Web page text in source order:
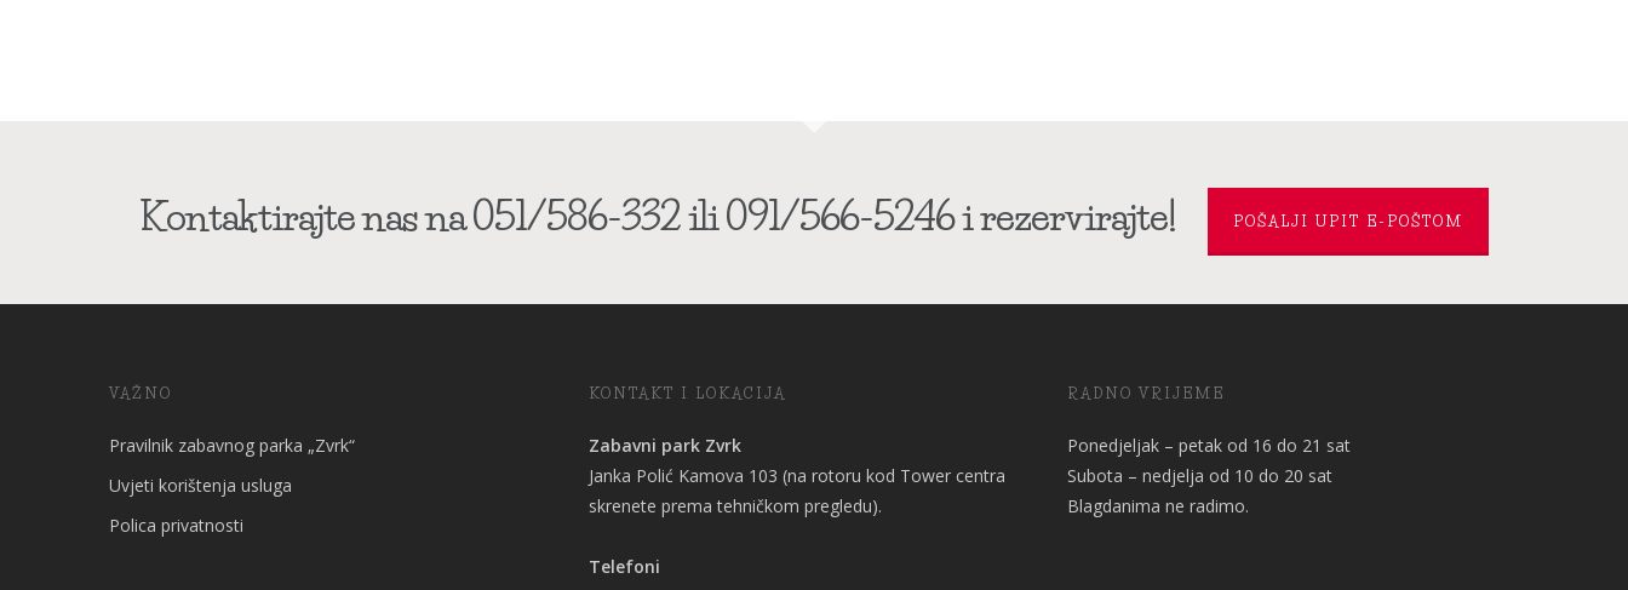
Kontaktirajte nas na 051/586-332 ili 091/566-5246 i rezervirajte! POŠALJI UPIT E-POŠTOM
VAŽNO
Pravilnik zabavnog parka „Zvrk“
Uvjeti korištenja usluga
Polica privatnosti
KONTAKT I LOKACIJA
Zabavni park Zvrk
Janka Polić Kamova 103 (na rotoru kod Tower centra
skrenete prema tehničkom pregledu).
Telefoni
RADNO VRIJEME
Ponedjeljak – petak od 16 do 21 sat
Subota – nedjelja od 10 do 20 sat
Blagdanima ne radimo.